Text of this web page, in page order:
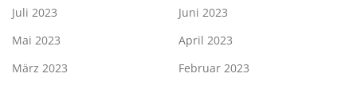
Juli 2023
Juni 2023
Mai 2023
April 2023
März 2023
Februar 2023